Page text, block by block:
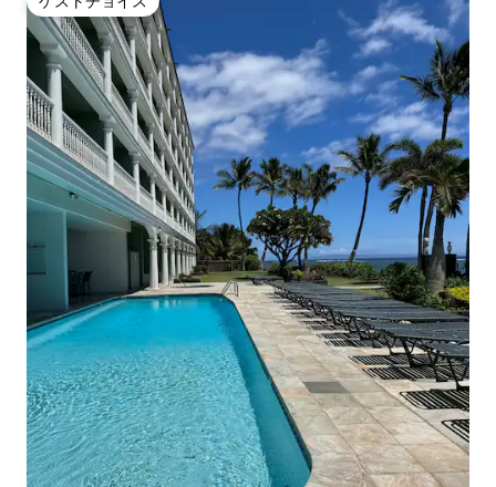
ゲストチョイス